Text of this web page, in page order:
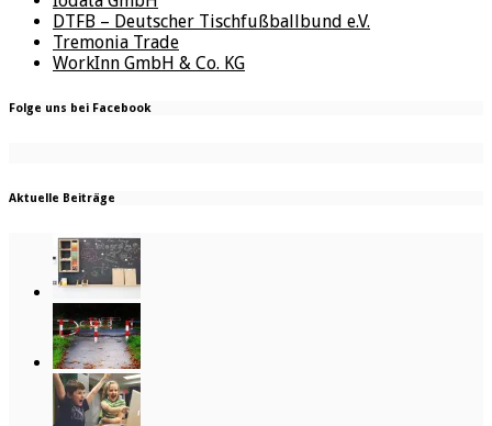
DTFB – Deutscher Tischfußballbund e.V.
Tremonia Trade
WorkInn GmbH & Co. KG
Folge uns bei Facebook
Aktuelle Beiträge